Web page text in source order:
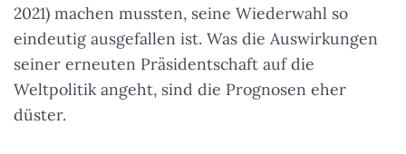
2021) machen mussten, seine Wiederwahl so
eindeutig ausgefallen ist. Was die Auswirkungen
seiner erneuten Präsidentschaft auf die
Weltpolitik angeht, sind die Prognosen eher
düster.